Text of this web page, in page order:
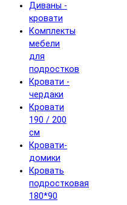
Диваны -
кровати
Комплекты
мебели
для
подростков
Кровати -
чердаки
Кровати
190 / 200
см
Кровати-
домики
Кровать
подростковая
180*90